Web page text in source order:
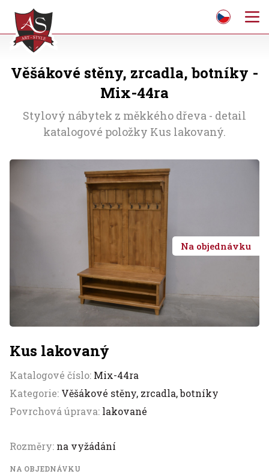
Věšákové stěny, zrcadla, botníky -
Mix-44ra
Stylový nábytek z měkkého dřeva - detail
katalogové položky Kus lakovaný.
Na objednávku
Kus lakovaný
Katalogové číslo: Mix-44ra
Kategorie: Věšákové stěny, zrcadla, botníky
Povrchová úprava: lakované
Rozměry: na vyžádání
NA OBJEDNÁVKU